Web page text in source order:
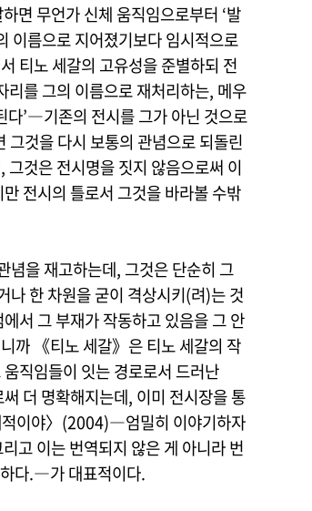
면 무언가 신체 움직임으로부터 ‘발
이름으로 지어졌기보다 임시적으로
티노 세갈의 고유성을 준별하되 전
리를 그의 이름으로 재처리하는, 메우
다’―기존의 전시를 그가 아닌 것으로
것을 다시 보통의 관념으로 되돌린
그것은 전시명을 짓지 않음으로써 이
전시의 틀로서 그것을 바라볼 수밖
념을 재고하는데, 그것은 단순히 그
나 한 차원을 굳이 격상시키(려)는 것
서 그 부재가 작동하고 있음을 그 안
까 《티노 세갈》은 티노 세갈의 작
직임들이 잇는 경로로서 드러난
더 명확해지는데, 이미 전시장을 통
적이야〉(2004)―엄밀히 이야기하자
이는 번역되지 않은 게 아니라 번
다.―가 대표적이다.